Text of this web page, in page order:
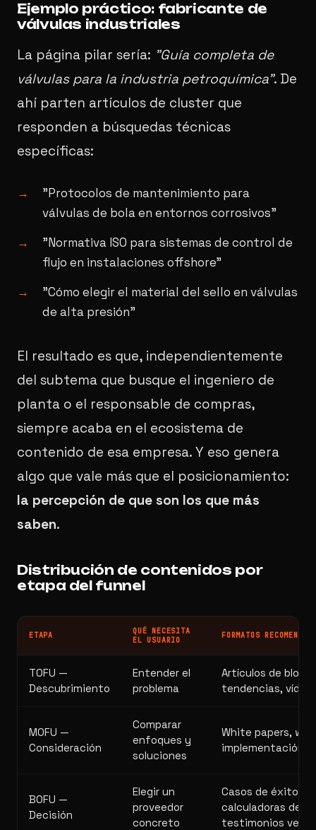
Ejemplo práctico: fabricante de
válvulas industriales
La página pilar sería: "Guía completa de
válvulas para la industria petroquímica". De
ahí parten artículos de cluster que
responden a búsquedas técnicas
específicas:
"Protocolos de mantenimiento para
válvulas de bola en entornos corrosivos"
"Normativa ISO para sistemas de control de
flujo en instalaciones offshore"
"Cómo elegir el material del sello en válvulas
de alta presión"
El resultado es que, independientemente
del subtema que busque el ingeniero de
planta o el responsable de compras,
siempre acaba en el ecosistema de
contenido de esa empresa. Y eso genera
algo que vale más que el posicionamiento:
la percepción de que son los que más
saben.
Distribución de contenidos por
etapa del funnel
ETAPA
QUÉ NECESITA
EL USUARIO
FORMATOS
TOFU —
Descubrimiento
Entender el
problema
Artículos de blog,
tendencias,
MOFU —
Consideración
Comparar
enfoques y
soluciones
White papers,
implementación,
BOFU —
Decisión
Elegir un
proveedor
concreto
Casos de éxito
calculadoras de
testimonios